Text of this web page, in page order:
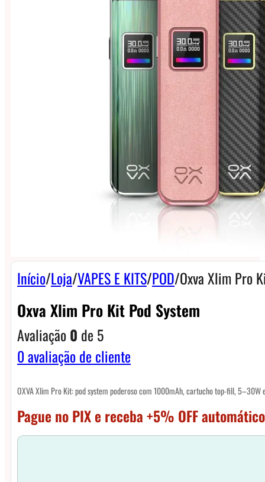
Início/Loja/VAPES E KITS/POD/Oxva Xlim Pro
Oxva Xlim Pro Kit Pod System
Avaliação0 de 5
0avaliação de cliente
OXVA Xlim Pro Kit: pod system poderoso com 1000mAh, cartucho top-fill, 5–30W
Pague no PIX e receba +5% OFF